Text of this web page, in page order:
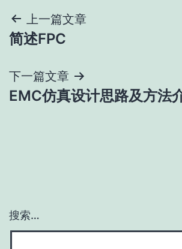
文
章
导
航
上一篇文章
简述FPC
下一篇文章
EMC仿真设计思路及方法
搜索…